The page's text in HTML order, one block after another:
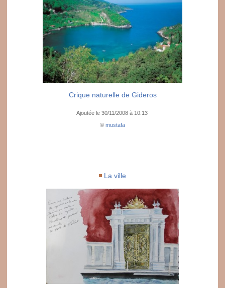
Crique naturelle de Gideros
Ajoutée le 30/11/2008 à 10:13
© mustafa
La ville